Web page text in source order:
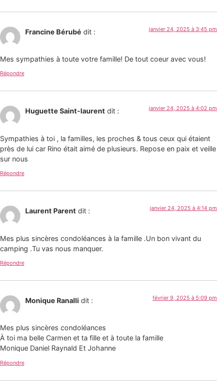
Francine Bérubé dit : janvier 24, 2025 à 3:45 pm
Mes sympathies à toute votre famille! De tout coeur avec vous!
Répondre
Huguette Saint-laurent dit : janvier 24, 2025 à 4:02 pm
Sympathies à toi , la familles, les proches & tous ceux qui étaient
près de lui car Rino était aimé de plusieurs. Repose en paix et veille
sur nous
Répondre
Laurent Parent dit : janvier 24, 2025 à 4:14 pm
Mes plus sincères condoléances à la famille .Un bon vivant du
camping .Tu vas nous manquer.
Répondre
Monique Ranalli dit : février 9, 2025 à 5:09 pm
Mes plus sincères condoléances
À toi ma belle Carmen et ta fille et à toute la famille
Monique Daniel Raynald Et Johanne
Répondre